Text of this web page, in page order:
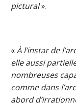
pictural».
«À l’instar de
elle aussi
nombreuses
comme dans
abord